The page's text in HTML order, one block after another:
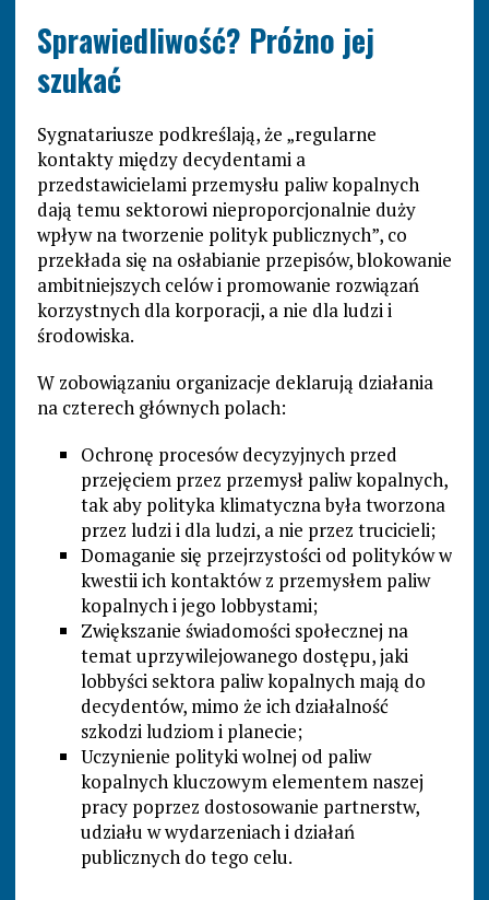
Sprawiedliwość? Próżno jej
szukać
Sygnatariusze podkreślają, że „regularne
kontakty między decydentami a
przedstawicielami przemysłu paliw kopalnych
dają temu sektorowi nieproporcjonalnie duży
wpływ na tworzenie polityk publicznych”, co
przekłada się na osłabianie przepisów, blokowanie
ambitniejszych celów i promowanie rozwiązań
korzystnych dla korporacji, a nie dla ludzi i
środowiska.
W zobowiązaniu organizacje deklarują działania
na czterech głównych polach:
Ochronę procesów decyzyjnych przed
przejęciem przez przemysł paliw kopalnych,
tak aby polityka klimatyczna była tworzona
przez ludzi i dla ludzi, a nie przez trucicieli;
Domaganie się przejrzystości od polityków w
kwestii ich kontaktów z przemysłem paliw
kopalnych i jego lobbystami;
Zwiększanie świadomości społecznej na
temat uprzywilejowanego dostępu, jaki
lobbyści sektora paliw kopalnych mają do
decydentów, mimo że ich działalność
szkodzi ludziom i planecie;
Uczynienie polityki wolnej od paliw
kopalnych kluczowym elementem naszej
pracy poprzez dostosowanie partnerstw,
udziału w wydarzeniach i działań
publicznych do tego celu.